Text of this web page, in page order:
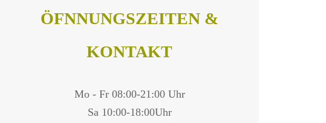
ÖFNNUNGSZEITEN &
KONTAKT
Mo - Fr 08:00-21:00 Uhr
Sa 10:00-18:00Uhr